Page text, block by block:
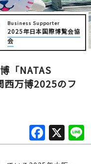
Business Supporter
2025年日本国際博覧会協
会
「NATAS
万博2025のフ
F
a
X